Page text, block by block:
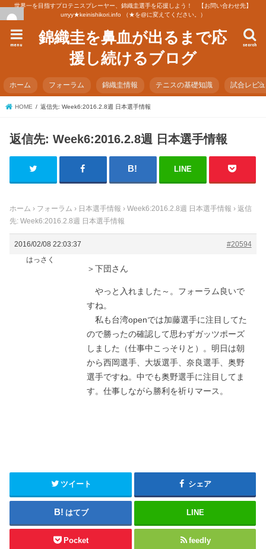
世界一を目指すプロテニスプレーヤー、錦織圭選手を応援しよう！ 【お問い合わせ先】
urryy★keinishikori.info （★を@に変えてください。）
錦織圭を鼻血が出るまで応
援し続けるブログ
search
menu
ホーム フォーラム 錦織圭情報 テニスの基礎知識 試合レビ
HOME 返信先: Week6:2016.2.8週 日本選手情報
返信先: Week6:2016.2.8週 日本選手情報
LINE
ホーム › フォーラム › 日本選手情報 › Week6:2016.2.8週 日本選手情報 › 返信
先: Week6:2016.2.8週 日本選手情報
2016/02/08 22:03:37
#20594
はっさく
＞下団さん
やっと入れました～。フォーラム良いで
すね。
私も台湾openでは加藤選手に注目してた
ので勝ったの確認して思わずガッツポーズ
しました（仕事中こっそりと）。明日は朝
から西岡選手、大坂選手、奈良選手、奥野
選手ですね。中でも奥野選手に注目してま
す。仕事しながら勝利を祈りマース。
ツイート シェア
はてブ LINE
Pocket feedly